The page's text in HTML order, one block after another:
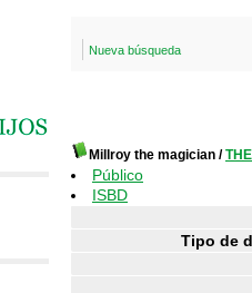
Nueva búsqueda
Millroy the magician /
Público
ISBD
Tipo de